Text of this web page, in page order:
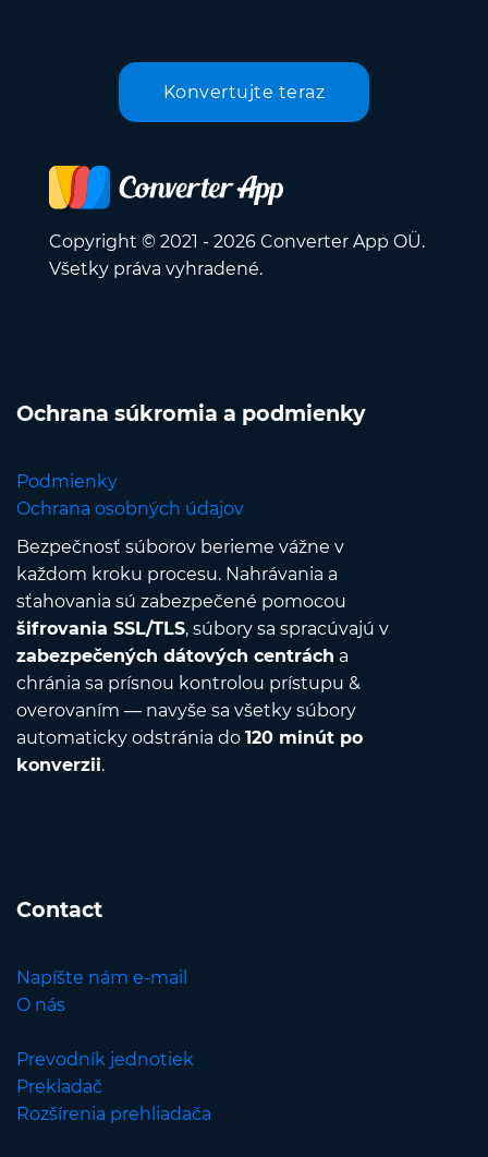
Konvertujte teraz
Copyright © 2021 - 2026 Converter App OÜ.
Všetky práva vyhradené.
Ochrana súkromia a podmienky
Podmienky
Ochrana osobných údajov
Bezpečnosť súborov berieme vážne v
každom kroku procesu. Nahrávania a
sťahovania sú zabezpečené pomocou
šifrovania SSL/TLS, súbory sa spracúvajú v
zabezpečených dátových centrách a
chránia sa prísnou kontrolou prístupu &
overovaním — navyše sa všetky súbory
automaticky odstránia do 120 minút po
konverzii.
Contact
Napíšte nám e-mail
O nás
Prevodník jednotiek
Prekladač
Rozšírenia prehliadača